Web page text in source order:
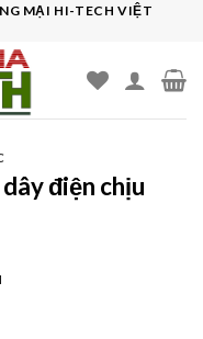
MẠI HI-TECH VIỆT
điện chịu